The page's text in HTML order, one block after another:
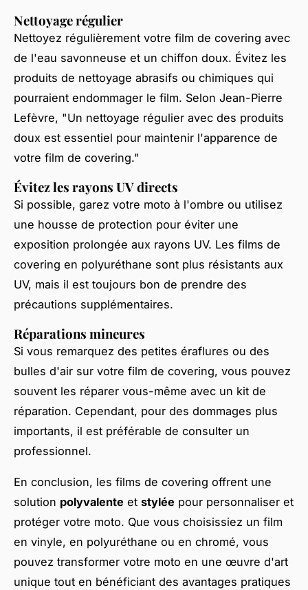
Nettoyage régulier
Nettoyez régulièrement votre film de covering avec
de l'eau savonneuse et un chiffon doux. Évitez les
produits de nettoyage abrasifs ou chimiques qui
pourraient endommager le film. Selon Jean-Pierre
Lefèvre, "Un nettoyage régulier avec des produits
doux est essentiel pour maintenir l'apparence de
votre film de covering."
Évitez les rayons UV directs
Si possible, garez votre moto à l'ombre ou utilisez
une housse de protection pour éviter une
exposition prolongée aux rayons UV. Les films de
covering en polyuréthane sont plus résistants aux
UV, mais il est toujours bon de prendre des
précautions supplémentaires.
Réparations mineures
Si vous remarquez des petites éraflures ou des
bulles d'air sur votre film de covering, vous pouvez
souvent les réparer vous-même avec un kit de
réparation. Cependant, pour des dommages plus
importants, il est préférable de consulter un
professionnel.
En conclusion, les films de covering offrent une
solution polyvalente et stylée pour personnaliser et
protéger votre moto. Que vous choisissiez un film
en vinyle, en polyuréthane ou en chromé, vous
pouvez transformer votre moto en une œuvre d'art
unique tout en bénéficiant des avantages pratiques